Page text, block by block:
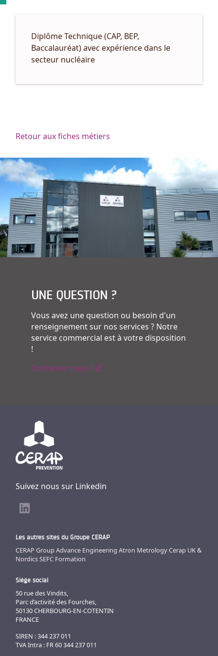
Diplôme Technique (CAP, BEP,
Baccalauréat) avec expérience dans le
secteur nucléaire
Retour aux fiches métiers
UNE QUESTION ?
Vous avez une question ou besoin d'un
renseignement sur nos services ? Notre
service commercial est à votre disposition
!
Contactez nous !
Suivez nous sur Linkedin
Les autres sites du Groupe CERAP
CERAP Group Advance Engineering Atron MetrologyCerap UK &
NordicsSEFC Formation
Siège social
50 rue des Vindits,
Parc d’activité des Fourches,
50130 CHERBOURG-EN-COTENTIN
FRANCE
SIREN : 344 237 011
TVA Intra : FR 60 344 237 011